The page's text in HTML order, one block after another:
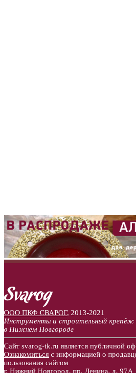
ООО ПКФ СВАРОГ, 2013-2021
Инструменты и строительный
в Нижнем Новгороде
Сайт svarog-tk.ru является публичной
Ознакомиться с информацией о
пользования сайтом
г. Нижний Новгород, пр. Ленина, д. 97А